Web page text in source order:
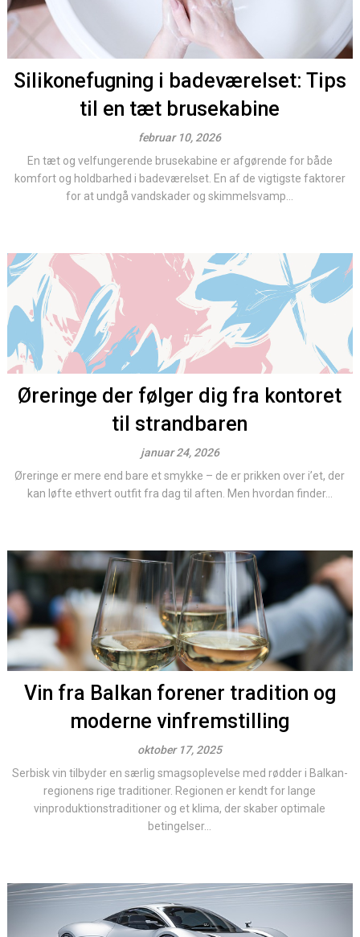
Silikonefugning i badeværelset: Tips
til en tæt brusekabine
februar 10, 2026
En tæt og velfungerende brusekabine er afgørende for både
komfort og holdbarhed i badeværelset. En af de vigtigste faktorer
for at undgå vandskader og skimmelsvamp...
Øreringe der følger dig fra kontoret
til strandbaren
januar 24, 2026
Øreringe er mere end bare et smykke – de er prikken over i’et, der
kan løfte ethvert outfit fra dag til aften. Men hvordan finder...
Vin fra Balkan forener tradition og
moderne vinfremstilling
oktober 17, 2025
Serbisk vin tilbyder en særlig smagsoplevelse med rødder i Balkan-
regionens rige traditioner. Regionen er kendt for lange
vinproduktionstraditioner og et klima, der skaber optimale
betingelser...